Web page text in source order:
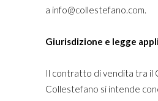
a info@collestefano.com.
Giurisdizione e legge
Il contratto di vendita tra il
Collestefano si intende